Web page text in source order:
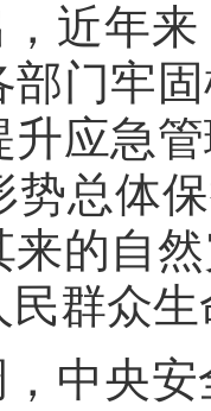
近年
部门牢
升应急
势总体
来的自
民群众
中央